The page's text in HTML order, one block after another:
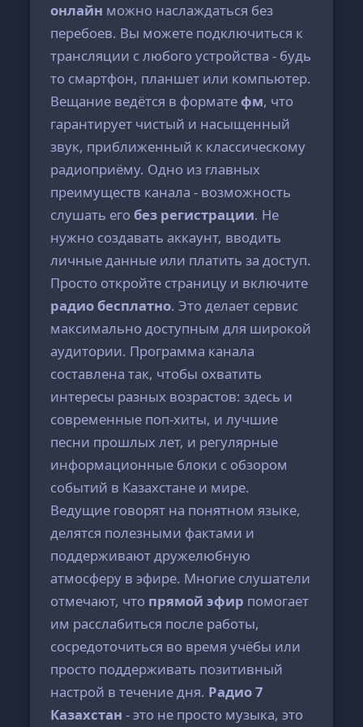
онлайн можно наслаждаться без
перебоев. Вы можете подключиться к
трансляции с любого устройства - будь
то смартфон, планшет или компьютер.
Вещание ведётся в форматефм, что
гарантирует чистый и насыщенный
звук, приближенный к классическому
радиоприёму. Одно из главных
преимуществ канала - возможность
слушать егобез регистрации. Не
нужно создавать аккаунт, вводить
личные данные или платить за доступ.
Просто откройте страницу и включите
радио бесплатно. Это делает сервис
максимально доступным для широкой
аудитории. Программа канала
составлена так, чтобы охватить
интересы разных возрастов: здесь и
современные поп-хиты, и лучшие
песни прошлых лет, и регулярные
информационные блоки с обзором
событий в Казахстане и мире.
Ведущие говорят на понятном языке,
делятся полезными фактами и
поддерживают дружелюбную
атмосферу в эфире. Многие слушатели
отмечают, что прямой эфир помогает
им расслабиться после работы,
сосредоточиться во время учёбы или
просто поддерживать позитивный
настрой в течение дня. Радио 7
Казахстан - это не просто музыка, это